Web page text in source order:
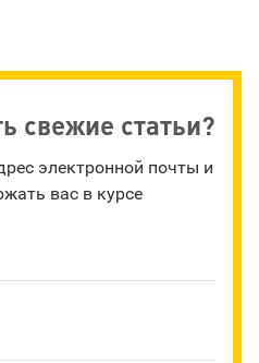
свежие статьи?
электронной почты и
вас в курсе